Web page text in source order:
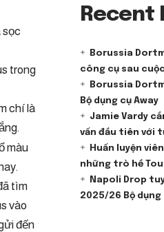
sọc
trong
chí là
màu
tìm
vào
đến
Recent
Borussia
công cụ sau
Borussia
Bộ dụng cụ Away
Jamie Vardy
vấn đầu tiên với
Huấn luyện
những trò hề
Napoli Drop
2025/26 Bộ